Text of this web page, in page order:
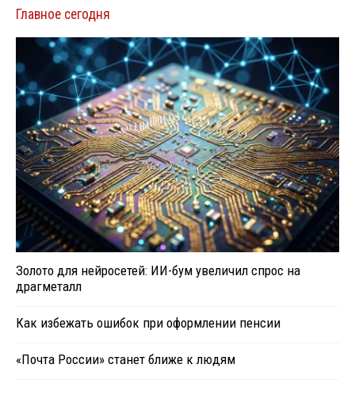
Главное сегодня
Золото для нейросетей: ИИ-бум увеличил спрос на
драгметалл
Как избежать ошибок при оформлении пенсии
«Почта России» станет ближе к людям